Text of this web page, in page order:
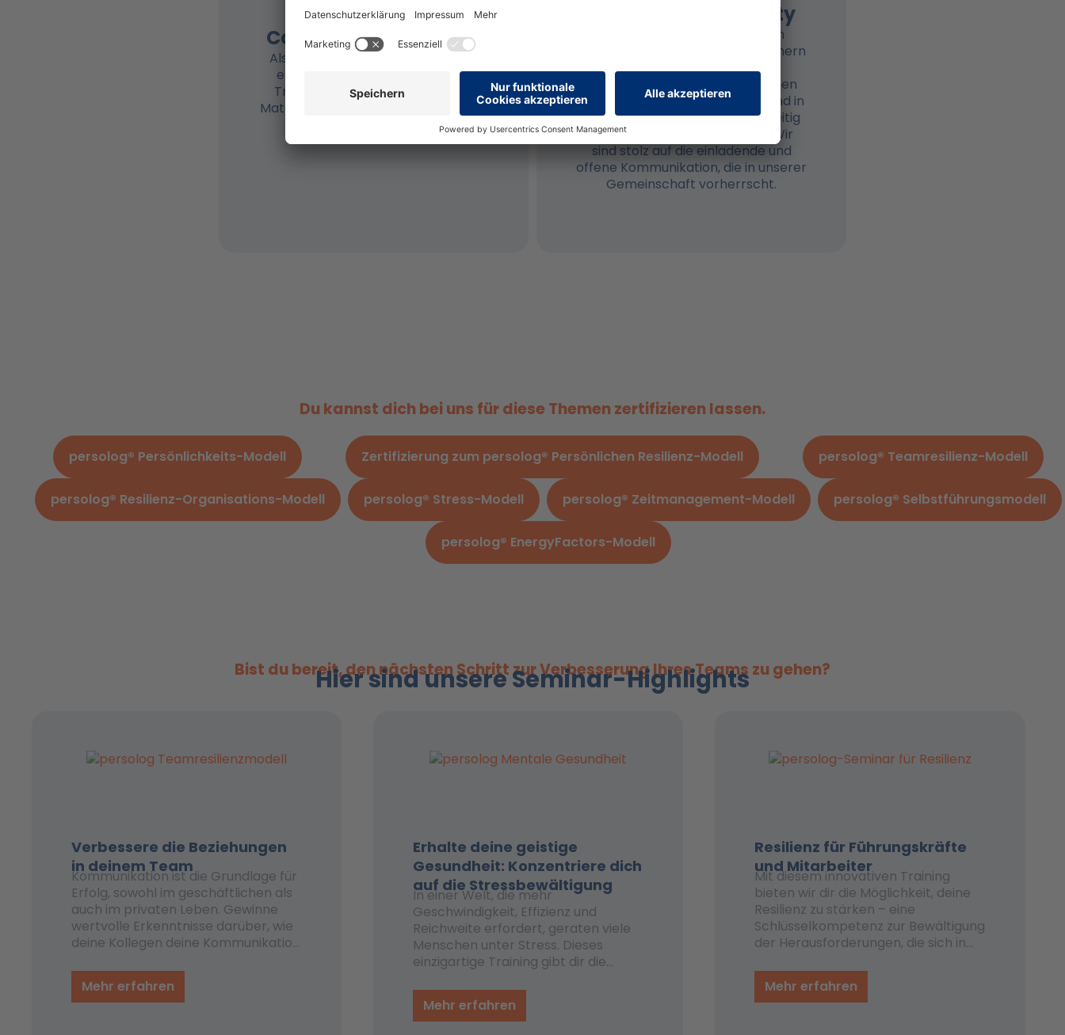
umfassendes
Coaching-Programm
Als zertifizierter persolog-Trainer
erhältst du einen umfassenden
Trainingsplan mit vollständigem
Materialsatz. So kannst du sofort mit
dem Training beginnen.
persolog Community
Trete unserer internationalen
Community von über 13.000 Trainern
bei. Wir haben ein Umfeld
geschaffen, in dem Informationen
ständig ausgetauscht werden und in
dem sich die Mitglieder gegenseitig
unterstützen und motivieren. Wir
sind stolz auf die einladende und
offene Kommunikation, die in unserer
Gemeinschaft vorherrscht.
Du kannst dich bei uns für diese Themen zertifizieren lassen.
persolog® Persönlichkeits-Modell Zertifizierung zum persolog® Persönlichen Resilienz-Modell persolog® Teamresilienz-Modell
persolog® Resilienz-Organisations-Modell persolog® Stress-Modell persolog® Zeitmanagement-Modell persolog® Selbstführungsmodell
persolog® EnergyFactors-Modell
Bist du bereit, den nächsten Schritt zur Verbesserung Ihres Teams zu gehen?
Hier sind unsere Seminar-Highlights
Verbessere die Beziehungen
in deinem Team
Kommunikation ist die Grundlage für
Erfolg, sowohl im geschäftlichen als
auch im privaten Leben. Gewinne
wertvolle Erkenntnisse darüber, wie
deine Kollegen deine Kommunikation
anpassen können, um eine optimale
Leistung zu erzielen. Hast du jemals
Mehr erfahren
Erhalte deine geistige
Gesundheit: Konzentriere dich
auf die Stressbewältigung
In einer Welt, die mehr
Geschwindigkeit, Effizienz und
Reichweite erfordert, geraten viele
Menschen unter Stress. Dieses
einzigartige Training gibt dir die
dieser komplexen Welt
zurechtzufinden und deine geistige
Mehr erfahren
Resilienz für Führungskräfte
und Mitarbeiter
Mit diesem innovativen Training
bieten wir dir die Möglichkeit, deine
Resilienz zu stärken – eine
Schlüsselkompetenz zur Bewältigung
der Herausforderungen, die sich in
Menschen erholen sich nicht nur
schneller von Rückschlägen,
Mehr erfahren